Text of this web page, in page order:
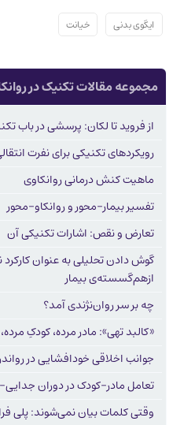
ایگوی بدنی خیانت
مجموعه مقالات تکنیک در
از فروید تا لکان: پرسشی در باب
رویکردهای تکنیکی برای نفرت
ماهیت کنش درمانی روانکاوی
تفسیر بیمار-محور و روانکاو-محور
تعارض و نقص: اشارات تکنیکی آن
گوش دادن تحلیلی به عنوان
ازهم‌گسسته‌ی بیمار
چه بر سر روان‌نژندی آمد؟
«کالبد تهی»: مادر مرده، کودکِ
جوانب اخلاقی خودافشایی در
تعامل مادر-کودک در دوران
وقتی کلمات بیان نمی‌شوند: پلی